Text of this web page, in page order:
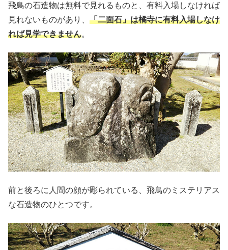
飛鳥の石造物は無料で見れるものと、有料入場しなければ
見れないものがあり、 「二面石」は橘寺に有料入場しなけ
れば見学できません。
前と後ろに人間の顔が彫られている、飛鳥のミステリアス
な石造物のひとつです。